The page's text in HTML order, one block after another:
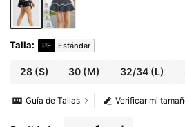
Talla: PE Estándar
28(S) 30 (M) 32/34(L)
Verificar mi
Guía de Tallas